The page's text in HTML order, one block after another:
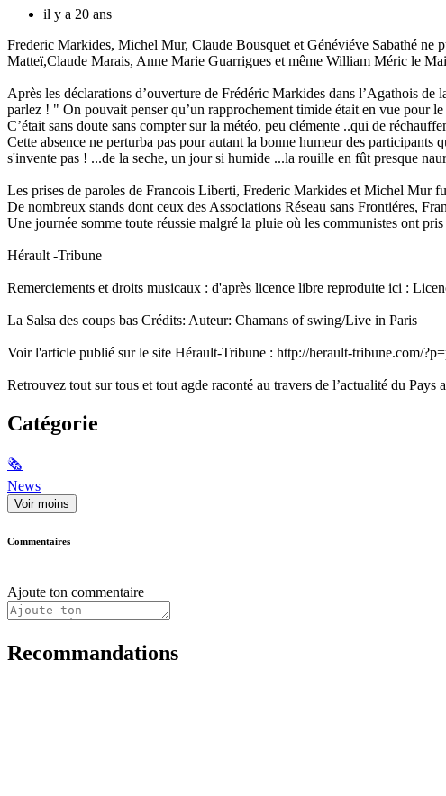
il y a 20 ans
Frederic Markides, Michel Mur, Claude Bousquet et Généviéve Sabathé ne
Matteï,Claude Marais, Anne Marie Guarrigues et même William Méric le
Après les déclarations d’ouverture de Frédéric Markides dans l’Agathois
parlez ! " On pouvait penser qu’un rapprochement timide était en vue pour
C’était sans doute sans compter sur la météo, peu clémente ..qui de
Cette absence ne perturba pas pour autant la bonne humeur des
s'invente pas ! ...de la seche, un jour si humide ...la rouille en fût presque
Les prises de paroles de Francois Liberti, Frederic Markides et Michel Mur
De nombreux stands dont ceux des Associations Réseau sans Frontiéres,
Une journée somme toute réussie malgré la pluie où les communistes ont
Hérault -Tribune
Remerciements et droits musicaux : d'après licence libre reproduite ici :
La Salsa des coups bas Crédits: Auteur: Chamans of swing/Live in Paris
Voir l'article publié sur le site Hérault-Tribune : http://herault-tribune.com/
Retrouvez tout sur tous et tout agde raconté au travers de l’actualité du
Catégorie
🗞
News
Voir moins
Commentaires
Ajoute ton commentaire
Recommandations